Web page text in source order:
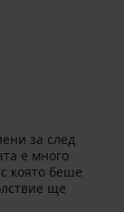
за след
е много
която беше
ще